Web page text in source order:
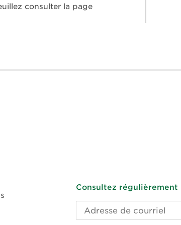
consulter la page
Consultez
Adresse
de